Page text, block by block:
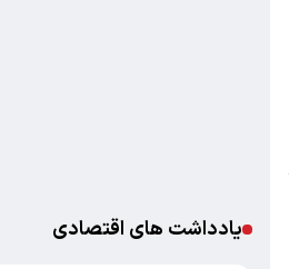
یادداشت های اقتصادی